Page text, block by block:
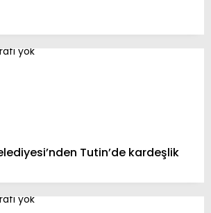
Tutin’de kardeşlik